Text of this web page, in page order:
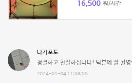
16,500 원/시간
나기포토
청결하고 친절하십니다! 덕분에 잘 촬
2024-01-04 11:58:55